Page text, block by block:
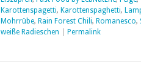
Karottenspagetti, Karottenspaghetti,
Mohrrübe, Rain Forest Chili, Romanesco,
weiße Radieschen
Permalink